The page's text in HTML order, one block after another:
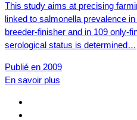
This study aims at precising
linked to salmonella prevalence
breeder-finisher and in 109 only-
serological status is determined…
Publié en 2009
En savoir plus